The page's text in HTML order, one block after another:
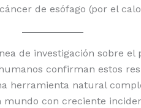
de esófago (por el
de investigación sobre el
confirman estos
herramienta natural
con creciente